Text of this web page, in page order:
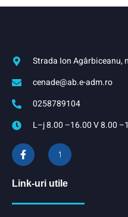
Strada Ion Agârbiceanu,
cenade@ab.e-adm.ro
0258789104
L–j 8.00 –16.00 V 8.00
Link-uri utile